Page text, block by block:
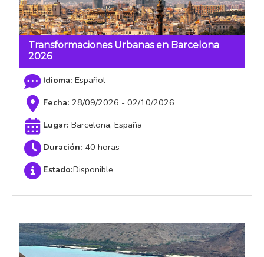
Transformaciones Urbanas en Barcelona
2026
Español
28/09/2026 - 02/10/2026
Barcelona, España
40 horas
Estado:Disponible